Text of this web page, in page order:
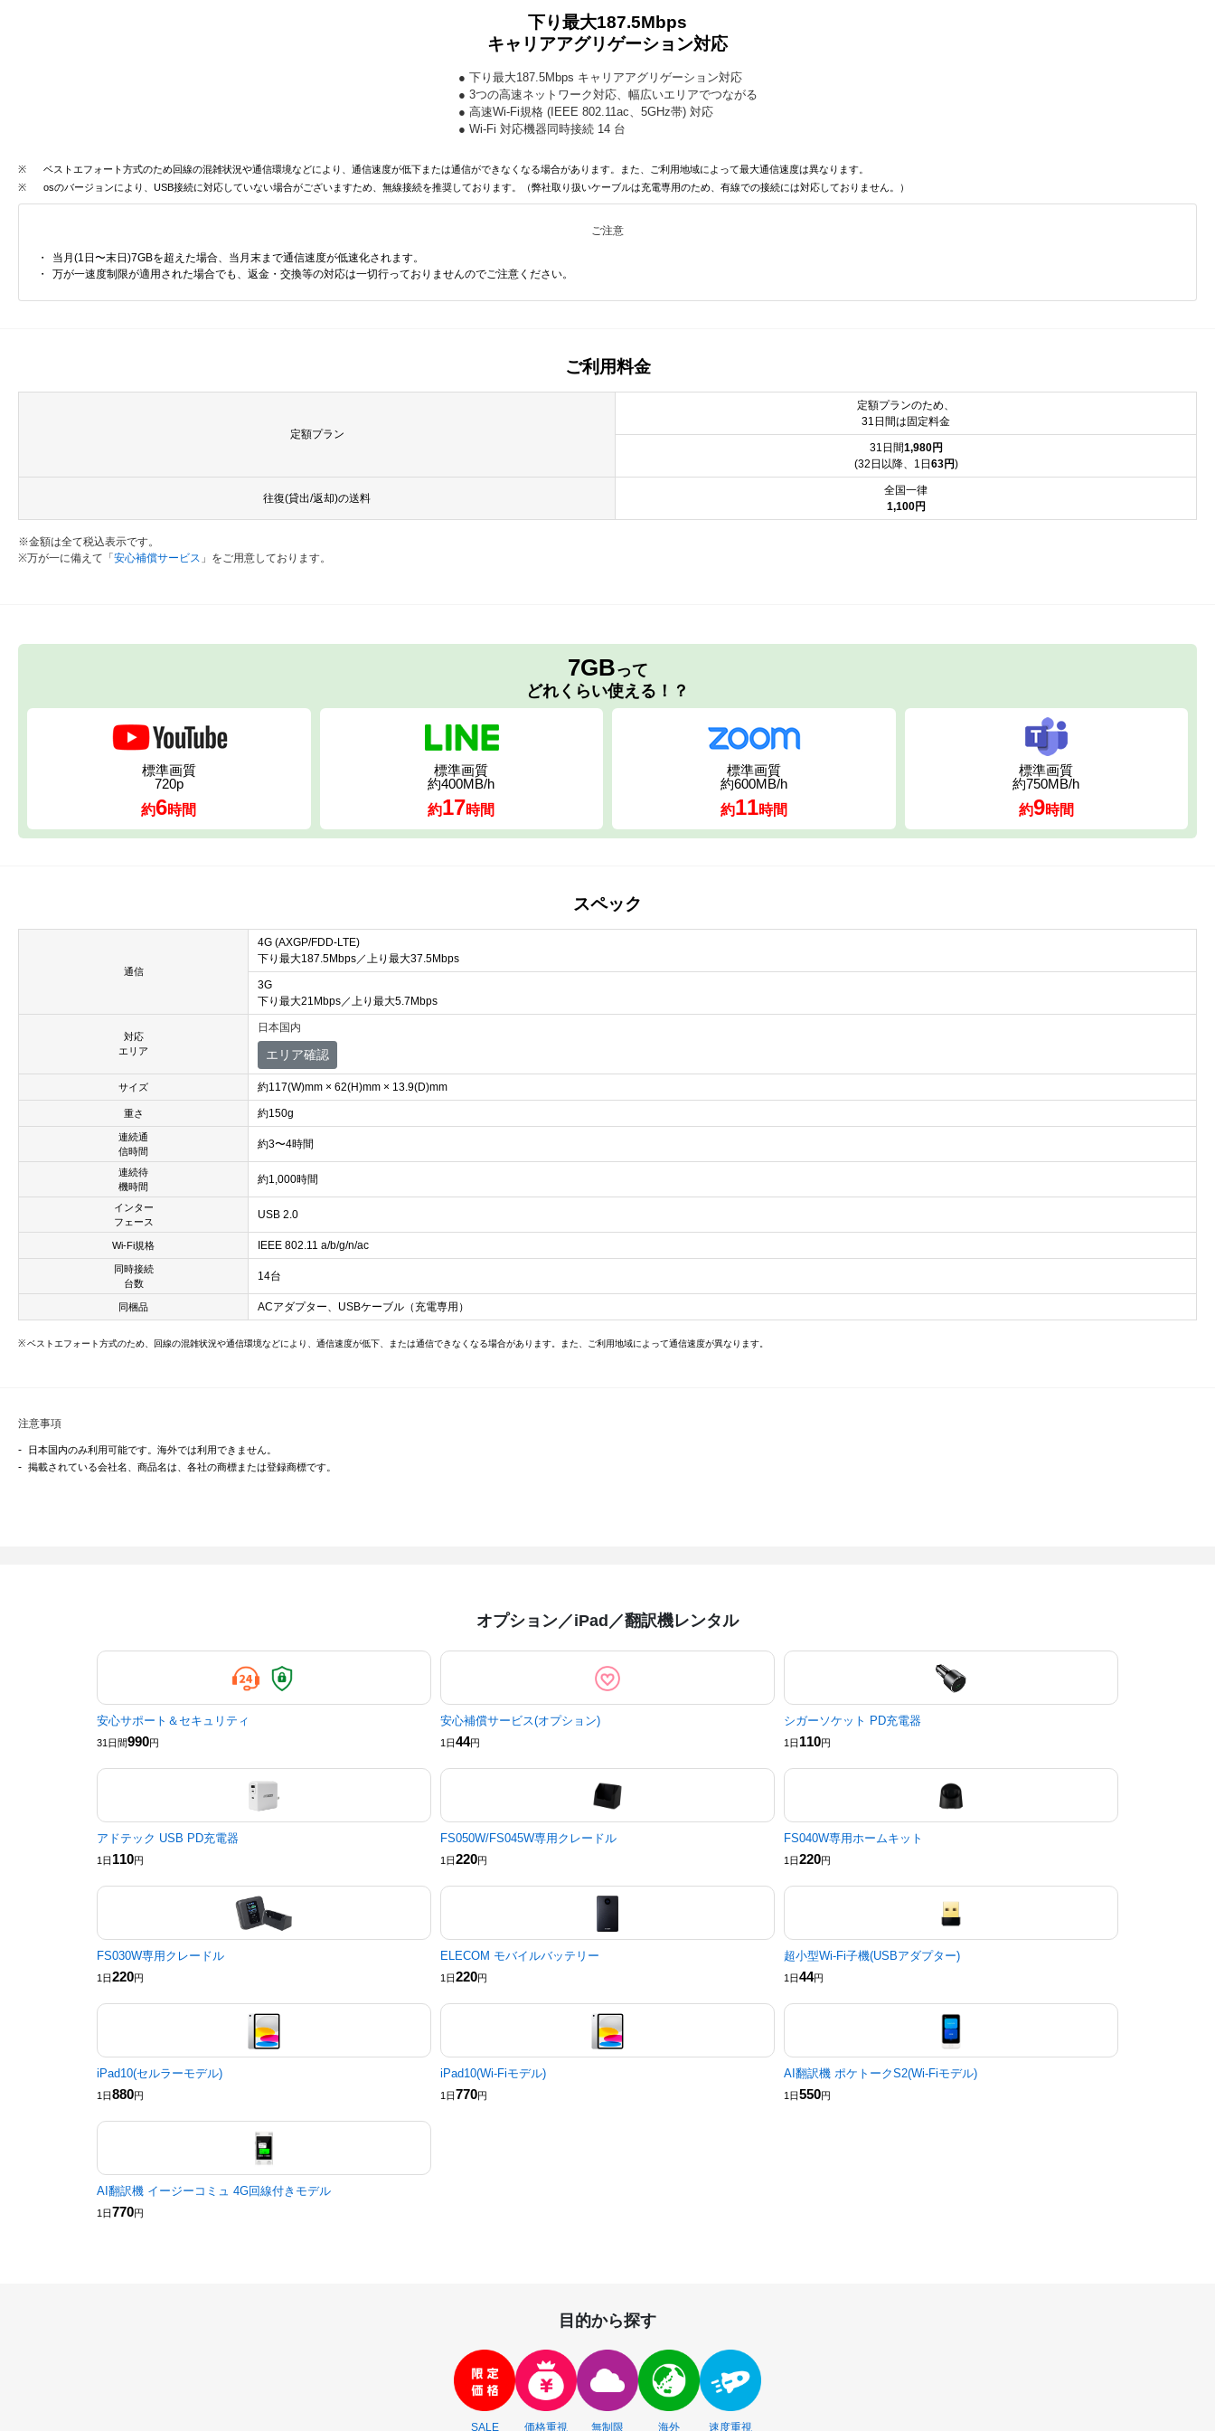
下り最大187.5Mbps
キャリアアグリゲーション対応
● 下り最大187.5Mbps キャリアアグリゲーション対応
● 3つの高速ネットワーク対応、幅広いエリアでつながる
● 高速Wi-Fi規格 (IEEE 802.11ac、5GHz帯) 対応
● Wi-Fi 対応機器同時接続 14 台
※
ベストエフォート方式のため回線の混雑状況や通信環境などにより、通信速度が低下または通信ができなくなる場合があります。また、ご利用地域によって最大通信速度は異なります。
※
osのバージョンにより、USB接続に対応していない場合がございますため、無線接続を推奨しております。（弊社取り扱いケーブルは充電専用のため、有線での接続には対応しておりません。）
ご注意
当月(1日〜末日)7GBを超えた場合、当月末まで通信速度が低速化されます。
万が一速度制限が適用された場合でも、返金・交換等の対応は一切行っておりませんのでご注意ください。
ご利用料金
定額プラン
定額プランのため、
31日間は固定料金
31日間1,980円
(32日以降、1日63円)
往復(貸出/返却)の送料
全国一律
1,100円
※金額は全て税込表示です。
※万が一に備えて「安心補償サービス 」をご用意しております。
7GBって
どれくらい使える！？
標準画質
720p
約6時間
標準画質
約400MB/h
約17時間
標準画質
約600MB/h
約11時間
標準画質
約750MB/h
約9時間
スペック
通信
4G (AXGP/FDD-LTE)
下り最大187.5Mbps／上り最大37.5Mbps
3G
下り最大21Mbps／上り最大5.7Mbps
対応
エリア
日本国内
エリア確認
サイズ 約117(W)mm × 62(H)mm × 13.9(D)mm
重さ 約150g
連続通
信時間
約3〜4時間
連続待
機時間
約1,000時間
インター
フェース
USB 2.0
Wi-Fi規格 IEEE 802.11 a/b/g/n/ac
同時接続
台数
14台
同梱品 ACアダプター、USBケーブル（充電専用）
ベストエフォート方式のため、回線の混雑状況や通信環境などにより、通信速度が低下、または通信できなくなる場合があります。また、ご利用地域によって通信速度が異なります。
注意事項
日本国内のみ利用可能です。海外では利用できません。
掲載されている会社名、商品名は、各社の商標または登録商標です。
オプション／iPad／翻訳機レンタル
安心サポート＆セキュリティ
31日間990円
安心補償サービス(オプション)
1日44円
シガーソケット PD充電器
1日 110円
アドテック USB PD充電器
1日 110円
FS050W/FS045W専用クレードル
1日220円
FS040W専用ホームキット
1日220円
FS030W専用クレードル
1日220円
ELECOM モバイルバッテリー
1日220円
超小型Wi-Fi子機(USBアダプター)
1日44円
iPad10(セルラーモデル)
1日880円
iPad10(Wi-Fiモデル)
1日770円
AI翻訳機 ポケトークS2(Wi-Fiモデル)
1日550円
AI翻訳機 イージーコミュ 4G回線付きモデル
1日770円
目的から探す
SALE 価格重視 無制限 海外 速度重視